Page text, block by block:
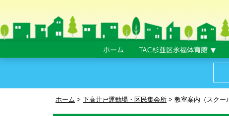
ホーム > 下高井戸運動場・区民集会所 > 教室案内（スクー
ホーム TAC杉並区永福体育館